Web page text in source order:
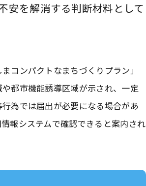
安を解消する判断材料として
コンパクトなまちづくりプラン」
都市機能誘導区域が示され、一定
為では届出が必要になる場合があ
報システムで確認できると案内され